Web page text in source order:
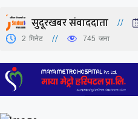
सुदूरखबर संवाददाता
2 मिनेट 745 जना